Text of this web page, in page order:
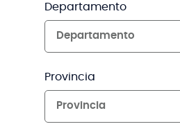
Departamento
Departamento
Provincia
Provincia